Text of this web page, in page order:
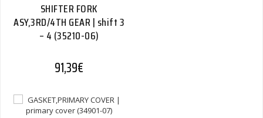
SHIFTER FORK
ASY,3RD/4TH GEAR | shift 3
– 4 (35210-06)
91,39€